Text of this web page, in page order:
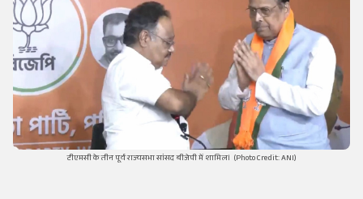
टीएमसी के तीन पूर्व राज्यसभा सांसद बीजेपी में शामिल। (Photo Credit: ANI)